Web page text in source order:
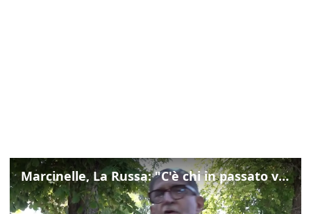
Marcinelle, La Russa: "C'è chi in passato voltava le spalle a Marcinelle"